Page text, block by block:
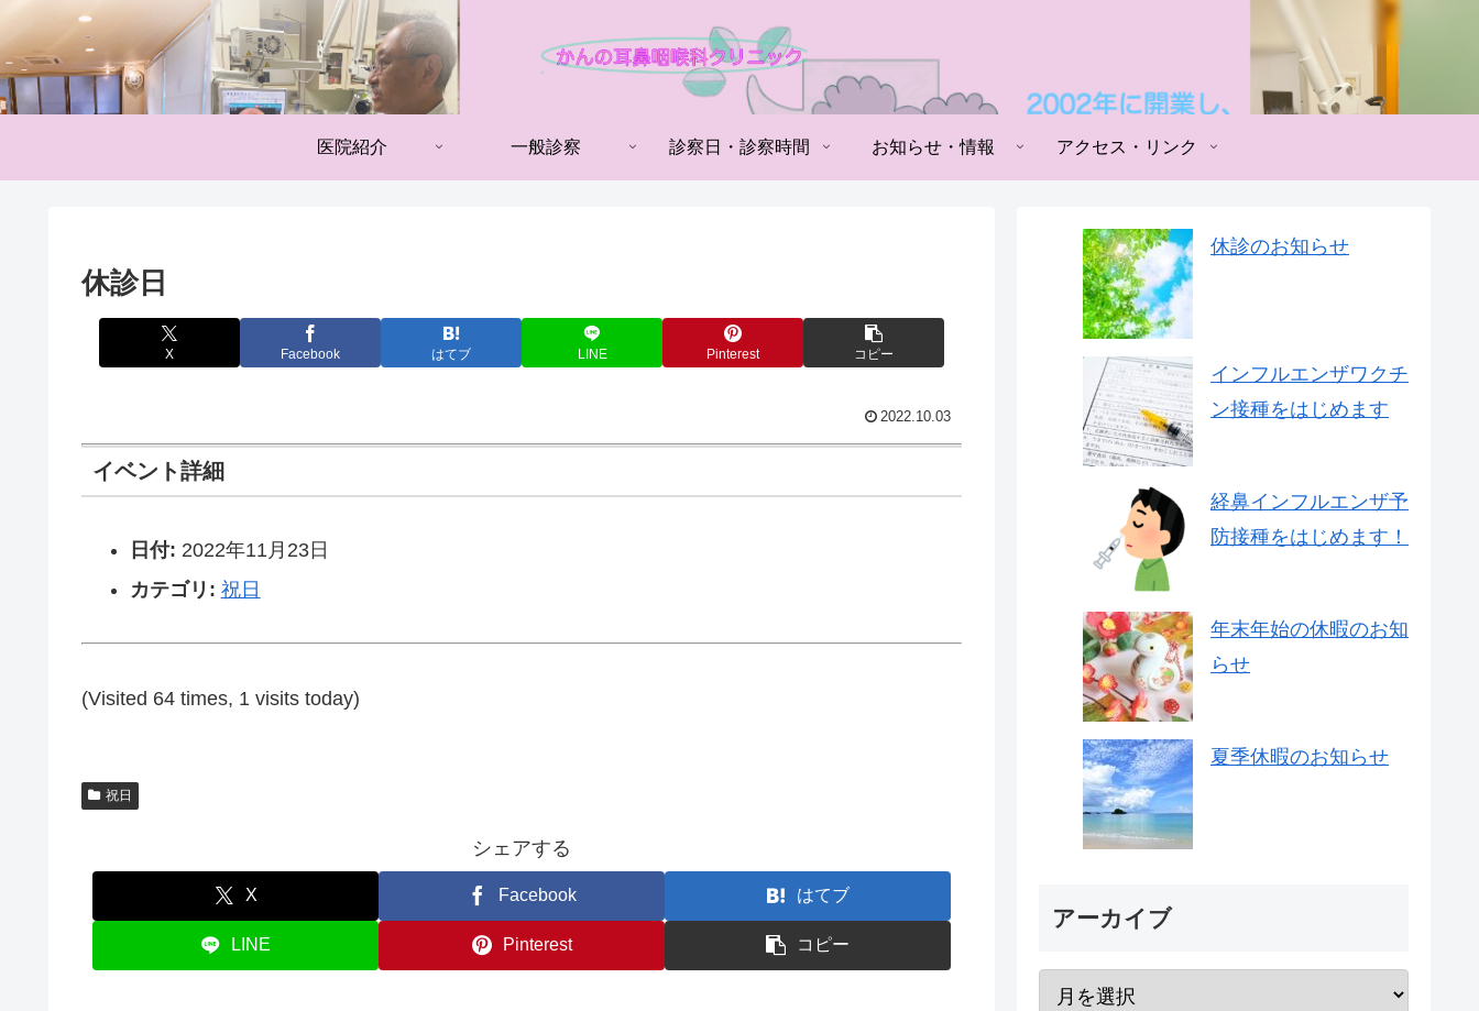
医院紹介 一般診察 診察日・診察時間 お知らせ・情報 アクセス・リンク
休診日
X Facebook はてブ LINE Pinterest コピー
2022.10.03
イベント詳細
日付: 2022年11月23日
カテゴリ: 祝日
(Visited 64 times, 1 visits today)
祝日
シェアする
X Facebook はてブ
LINE Pinterest コピー
休診のお知らせ
インフルエンザワクチ
ン接種をはじめます
経鼻インフルエンザ予
防接種をはじめます！
年末年始の休暇のお知
らせ
夏季休暇のお知らせ
アーカイブ